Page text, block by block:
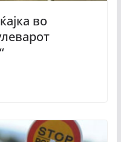
во